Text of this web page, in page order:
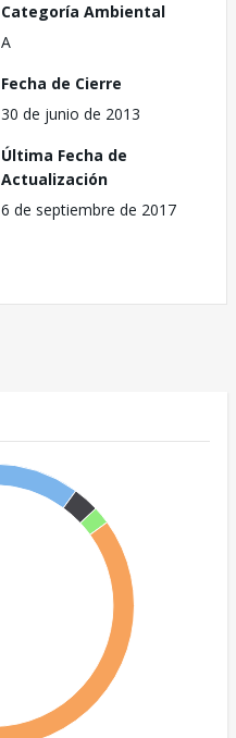
Categoría Ambiental
A
Fecha de Cierre
30 de junio de 2013
Última Fecha de
Actualización
6 de septiembre de 2017